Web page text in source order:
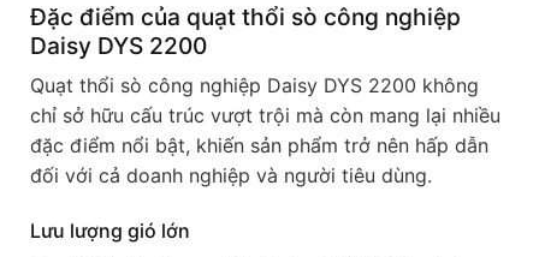
Đặc điểm của quạt thổi sò công nghiệp
Daisy DYS 2200
Quạt thổi sò công nghiệp Daisy DYS 2200 không
chỉ sở hữu cấu trúc vượt trội mà còn mang lại nhiều
đặc điểm nổi bật, khiến sản phẩm trở nên hấp dẫn
đối với cả doanh nghiệp và người tiêu dùng.
Lưu lượng gió lớn